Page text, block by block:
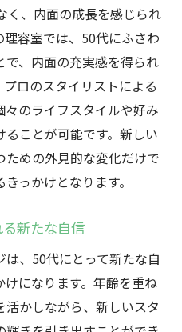
く、内面の成長を感じられ
容室では、50代にふさわ
で、内面の充実感を得られ
ロのスタイリストによる
のライフスタイルや好み
ことが可能です。新しい
めの外見的な変化だけで
っかけとなります。
新たな自信
、50代にとって新たな自
になります。年齢を重ね
かしながら、新しいスタ